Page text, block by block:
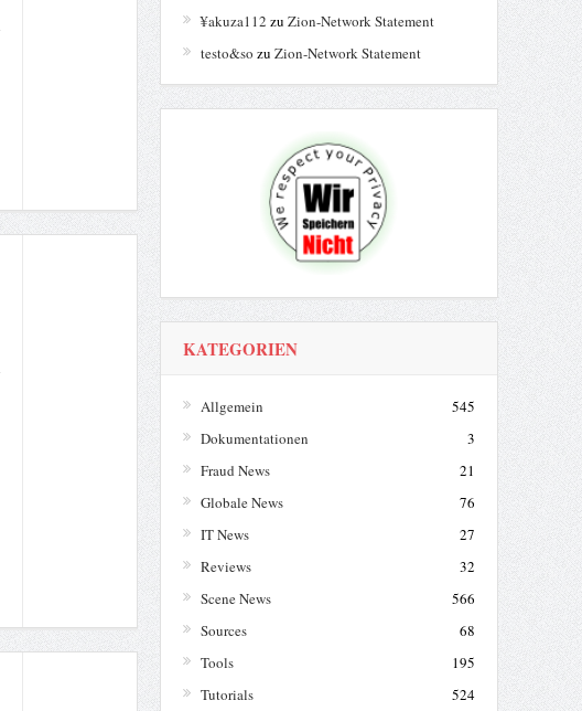
¥akuza112 zu Zion-Network Statement
testo&so zu Zion-Network Statement
KATEGORIEN
Allgemein
545
Dokumentationen
3
Fraud News
21
Globale News
76
IT News
27
Reviews
32
Scene News
566
Sources
68
Tools
195
Tutorials
524